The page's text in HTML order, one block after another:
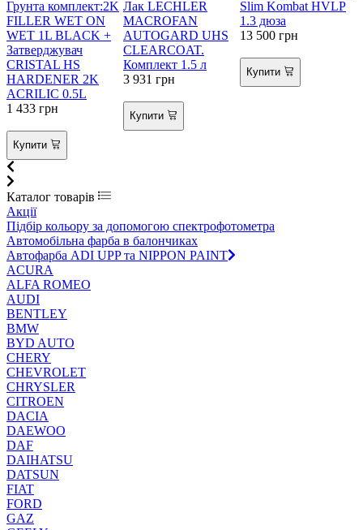
Грунта комплект:2K
FILLER WET ON
WET 1L BLACK +
Затверджувач
CRISTAL HS
HARDENER 2K
ACRILIC 0.5L
1 433 грн
Купити
Лак LECHLER
MACROFAN
AUTOGARD UHS
CLEARCOAT.
Комплект 1.5 л
3 931 грн
Купити
Slim Kombat HVLP
1.3 дюза
13 500 грн
Купити
Каталог товарів
Акції
Підбір кольору за допомогою спектрофотометра
Автомобільна фарба в балончиках
Автофарба ADI UPP та NIPPON PAINT
ACURA
ALFA ROMEO
AUDI
BENTLEY
BMW
BYD AUTO
CHERY
CHEVROLET
CHRYSLER
CITROEN
DACIA
DAEWOO
DAF
DAIHATSU
DATSUN
FIAT
FORD
GAZ